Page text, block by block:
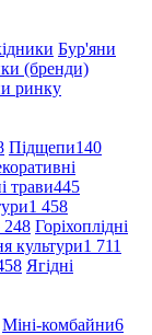
Бур'яни
(бренди)
ринку
Підщепи140
трави445
1 458
248 Горіхоплідні
культури1 711
Ягідні
Міні-комбайни6